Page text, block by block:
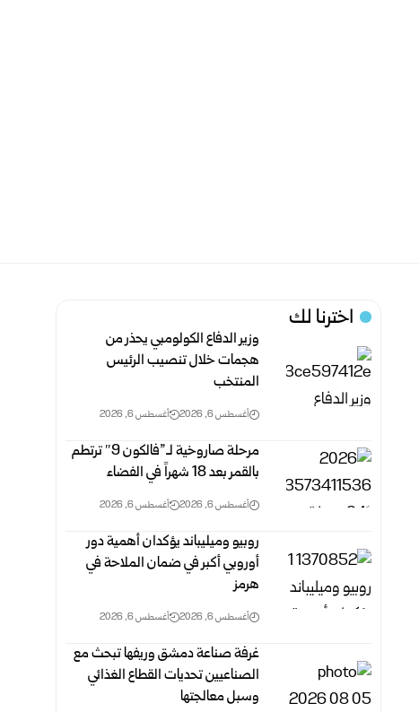
اخترنا لك
وزير الدفاع الكولومبي يحذر من
هجمات خلال تنصيب الرئيس
المنتخب
أغسطس 6, 2026 أغسطس 6, 2026
مرحلة صاروخية لـ”فالكون 9″ ترتطم
بالقمر بعد 18 شهراً في الفضاء
أغسطس 6, 2026 أغسطس 6, 2026
روبيو وميليباند يؤكدان أهمية دور
أوروبي أكبر في ضمان الملاحة في
هرمز
أغسطس 6, 2026 أغسطس 6, 2026
غرفة صناعة دمشق وريفها تبحث مع
الصناعيين تحديات القطاع الغذائي
وسبل معالجتها